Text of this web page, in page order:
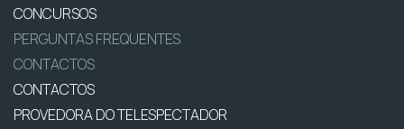
CONCURSOS
PERGUNTAS FREQUENTES
CONTACTOS
CONTACTOS
PROVEDORA DO TELESPECTADOR